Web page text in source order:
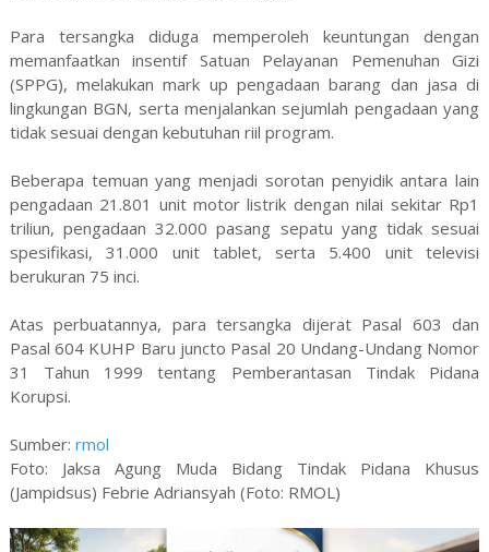
Para tersangka diduga memperoleh keuntungan dengan
memanfaatkan insentif Satuan Pelayanan Pemenuhan Gizi
(SPPG), melakukan mark up pengadaan barang dan jasa di
lingkungan BGN, serta menjalankan sejumlah pengadaan yang
tidak sesuai dengan kebutuhan riil program.
Beberapa temuan yang menjadi sorotan penyidik antara lain
pengadaan 21.801 unit motor listrik dengan nilai sekitar Rp1
triliun, pengadaan 32.000 pasang sepatu yang tidak sesuai
spesifikasi, 31.000 unit tablet, serta 5.400 unit televisi
berukuran 75 inci.
Atas perbuatannya, para tersangka dijerat Pasal 603 dan
Pasal 604 KUHP Baru juncto Pasal 20 Undang-Undang Nomor
31 Tahun 1999 tentang Pemberantasan Tindak Pidana
Korupsi.
Sumber: rmol
Foto: Jaksa Agung Muda Bidang Tindak Pidana Khusus
(Jampidsus) Febrie Adriansyah (Foto: RMOL)